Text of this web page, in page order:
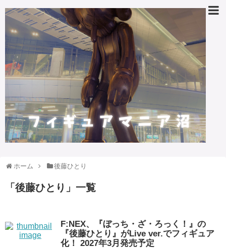
ホーム 後藤ひとり
「 後藤ひとり 」 一覧
F:NEX、『ぼっち・ざ・ろっく！』の
『後藤ひとり』がLive ver.でフィギュア
化！ 2027年3月発売予定